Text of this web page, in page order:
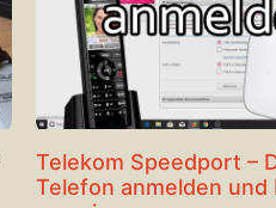
Telekom Speedport –
Telefon anmelden und